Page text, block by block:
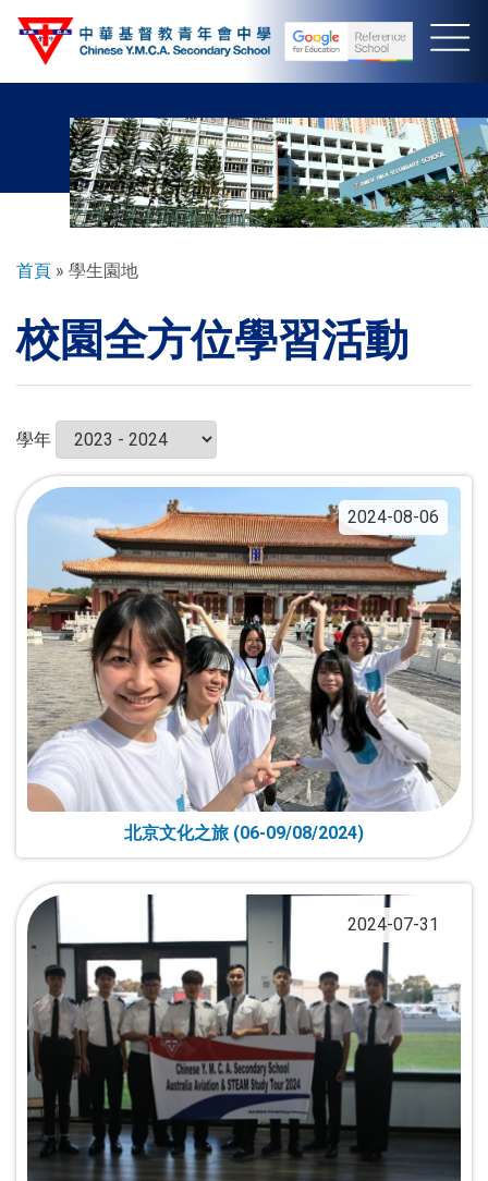
導
連
結
首頁 學生園地
校園全方位學習活動
學年
2024-08-06
北京文化之旅 (06-09/08/2024)
2024-07-31